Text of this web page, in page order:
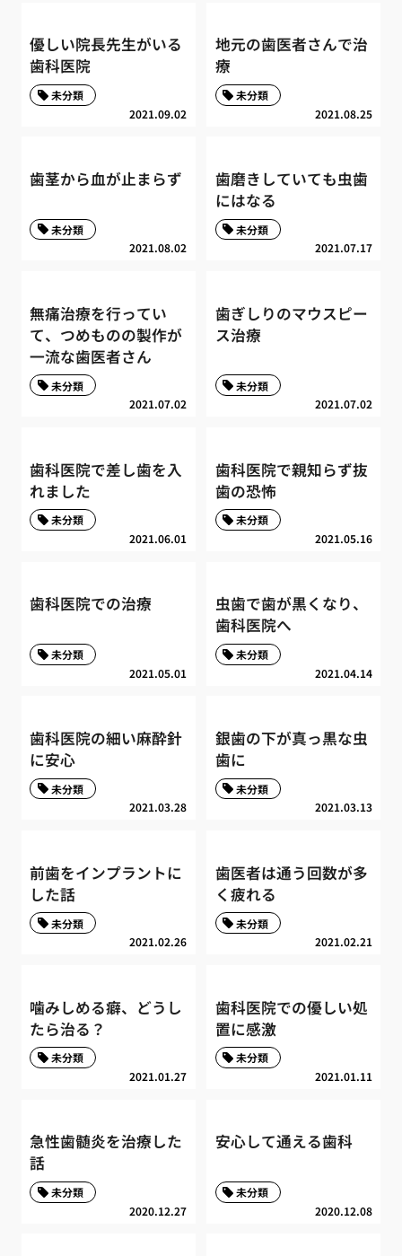
優しい院長先生がいる
歯科医院
2021.09.02
未分類
地元の歯医者さんで治
療
2021.08.25
未分類
歯茎から血が止まらず
2021.08.02
未分類
歯磨きしていても虫歯
にはなる
2021.07.17
未分類
無痛治療を行ってい
て、つめものの製作が
一流な歯医者さん
2021.07.02
未分類
歯ぎしりのマウスピー
ス治療
2021.07.02
未分類
歯科医院で差し歯を入
れました
2021.06.01
未分類
歯科医院で親知らず抜
歯の恐怖
2021.05.16
未分類
歯科医院での治療
2021.05.01
未分類
虫歯で歯が黒くなり、
歯科医院へ
2021.04.14
未分類
歯科医院の細い麻酔針
に安心
2021.03.28
未分類
銀歯の下が真っ黒な虫
歯に
2021.03.13
未分類
前歯をインプラントに
した話
2021.02.26
未分類
歯医者は通う回数が多
く疲れる
2021.02.21
未分類
噛みしめる癖、どうし
たら治る？
2021.01.27
未分類
歯科医院での優しい処
置に感激
2021.01.11
未分類
急性歯髄炎を治療した
話
2020.12.27
未分類
安心して通える歯科
2020.12.08
未分類